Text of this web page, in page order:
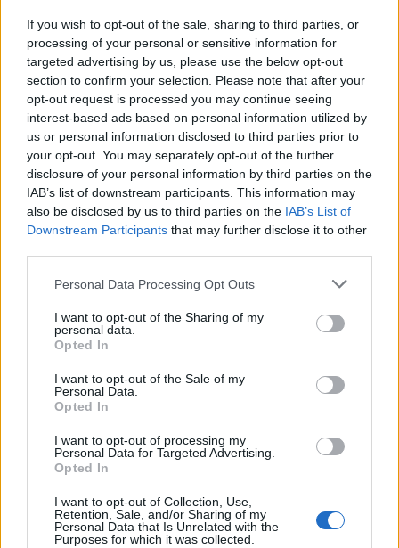
If you wish to opt-out of the sale, sharing to third parties, or
processing of your personal or sensitive information for
targeted advertising by us, please use the below opt-out
section to confirm your selection. Please note that after your
opt-out request is processed you may continue seeing
interest-based ads based on personal information utilized by
us or personal information disclosed to third parties prior to
your opt-out. You may separately opt-out of the further
disclosure of your personal information by third parties on the
IAB’s list of downstream participants. This information may
also be disclosed by us to third parties on the IAB’s List of
Downstream Participants that may further disclose it to other
Personal Data Processing Opt Outs
I want to opt-out of the Sharing of my
personal data.
Opted In
I want to opt-out of the Sale of my
Personal Data.
Opted In
I want to opt-out of processing my
Personal Data for Targeted Advertising.
Opted In
I want to opt-out of Collection, Use,
Retention, Sale, and/or Sharing of my
Personal Data that Is Unrelated with the
Purposes for which it was collected.
miejsca. Na chwilę obecną dziewiątą ekipą w fazie
grupowej Worldsów są mistrzowie Pacific
Championship Series – Machi Esports.
Kto Mistrzostwa Świata League of Legends zacznie
od etapu play-in?
W play-inach Mistrzostw Świata League of Legends na
pewno zobaczymy Team Liquid lub TSM. "Lub" padło tu
nieprzypadkowo, wszak amerykańskie ekipy zderzą się
bezpośrednio na Summoner's Rifcie w najbliższą
sobotę, a zwycięzca będzie cieszył się z wejścia od razu
wstępnego etapu imprezy. Poza tym, w play-inach
zobaczymy LGD Gaming, MAD Lions, PSG Talon,
Unicorns of Love, Rainbow7, Legacy Esports i Team
awansuje do fazy głównej). Tak jak w zeszłych edycjach
Worldsów, tylko cztery drużyny z play-inów przechodzą
Przed nami ostatnie dni walki o awans na Mistrzostwa
Świata LoL-a. Warto śledzić rywalizację w Korei, żeby
poznać pozostałe dwa zespoły. Finał tamtejszych play-
offów już w najbliższą sobotę, a zwycięzcę finałów